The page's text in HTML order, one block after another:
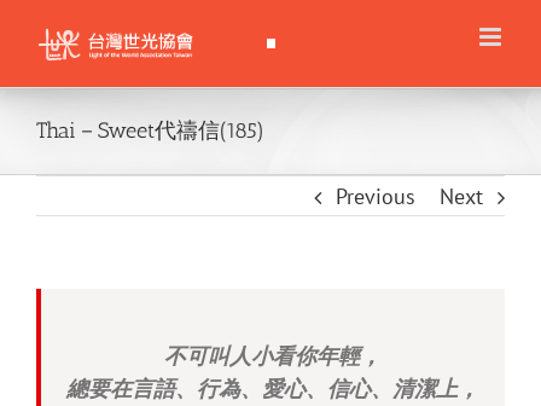
content
Thai－Sweet代禱信(185)
Previous Next
不可叫人小看你年輕，
總要在言語、行為、愛心、信心、清潔上，